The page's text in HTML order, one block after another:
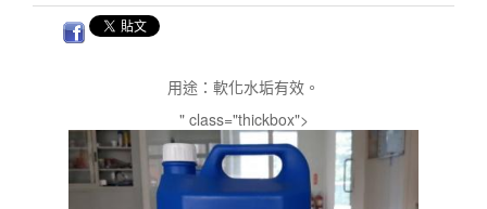
用途：軟化水垢有效。
" class="thickbox">